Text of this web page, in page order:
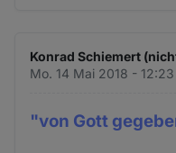
Konrad Schiemert
Mo. 14 Mai 2018 - 12:23
"von Gott